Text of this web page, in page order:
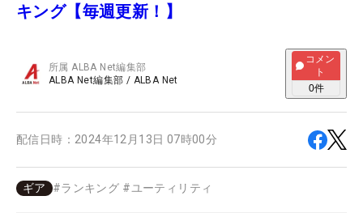
キング【毎週更新！】
所属ALBA Net編集部
ALBA Net編集部 / ALBA Net
コメン
ト
0件
配信日時： 2024年12月13日 07時00分
ギア #ランキング #ユーティリティ